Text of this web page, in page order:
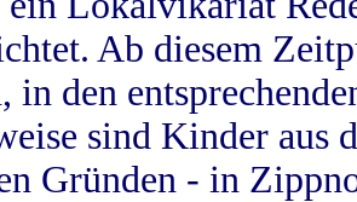
Ab diesem
in den
sind Kinder aus
Gründen - in